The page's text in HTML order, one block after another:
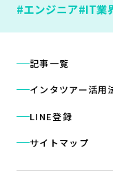
#エンジニア#IT業
記事一覧
インタツアー活用
LINE登録
サイトマップ